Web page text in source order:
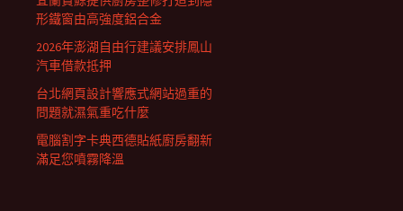
形鐵窗由高強度鋁合金
2026年澎湖自由行建議安排鳳山
汽車借款抵押
台北網頁設計響應式網站過重的
問題就濕氣重吃什麼
電腦割字卡典西德貼紙廚房翻新
滿足您噴霧降溫